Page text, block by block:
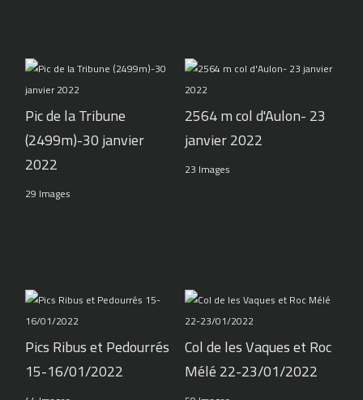
Pic de la Tribune
(2499m)-30 janvier
2022
29 Images
2564 m col d'Aulon- 23
janvier 2022
23 Images
Pics Ribus et Pedourrés
15-16/01/2022
Col de les Vaques et Roc
Mélé 22-23/01/2022